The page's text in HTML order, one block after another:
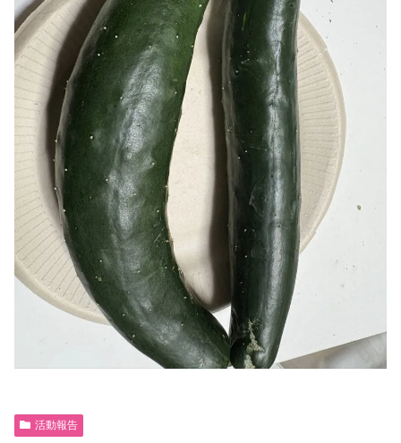
活動報告